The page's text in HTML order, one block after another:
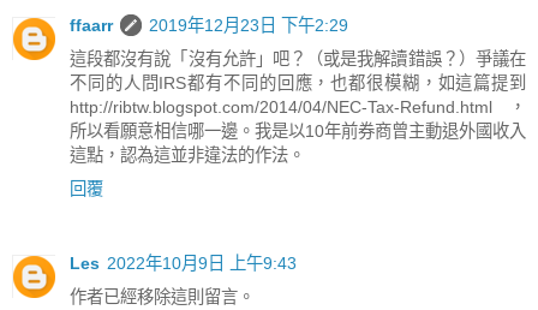
ffaarr
2019年12月23日 下午2:29
這段都沒有說「沒有允許」吧？（或是我解讀錯誤？）爭議在
不同的人問IRS都有不同的回應，也都很模糊，如這篇提到
http://ribtw.blogspot.com/2014/04/NEC-Tax-Refund.html ，
所以看願意相信哪一邊。我是以10年前券商曾主動退外國收入
這點，認為這並非違法的作法。
回覆
Les 2022年10月9日 上午9:43
作者已經移除這則留言。